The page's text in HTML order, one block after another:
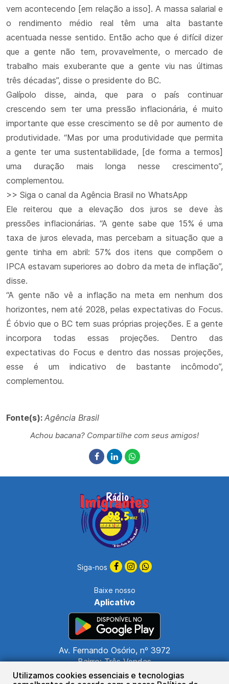
vem acontecendo [em relação a isso]. A massa salarial e
o rendimento médio real têm uma alta bastante
acentuada nesse sentido. Então acho que é difícil dizer
que a gente não tem, provavelmente, o mercado de
trabalho mais exuberante que a gente viu nas últimas
três décadas”, disse o presidente do BC.
Galípolo disse, ainda, que para o país continuar
crescendo sem ter uma pressão inflacionária, é muito
importante que esse crescimento se dê por aumento de
produtividade. “Mas por uma produtividade que permita
a gente ter uma sustentabilidade, [de forma a termos]
uma duração mais longa nesse crescimento”,
complementou.
>> Siga o canal da Agência Brasil no WhatsApp
Ele reiterou que a elevação dos juros se deve às
pressões inflacionárias. “A gente sabe que 15% é uma
taxa de juros elevada, mas percebam a situação que a
gente tinha em abril: 57% dos itens que compõem o
IPCA estavam superiores ao dobro da meta de inflação”,
disse.
“A gente não vê a inflação na meta em nenhum dos
horizontes, nem até 2028, pelas expectativas do Focus.
É óbvio que o BC tem suas próprias projeções. E a gente
incorpora todas essas projeções. Dentro das
expectativas do Focus e dentro das nossas projeções,
esse é um indicativo de bastante incômodo”,
complementou.
Fonte(s): Agência Brasil
Achou bacana? Compartilhe com seus amigos!
Utilizamos cookies essenciais e tecnologias
Av. Fernando Osório, nº 3972
Bairro: Três Vendas
CEP: 96070-580
Siga-nos
Baixe nosso
Aplicativo